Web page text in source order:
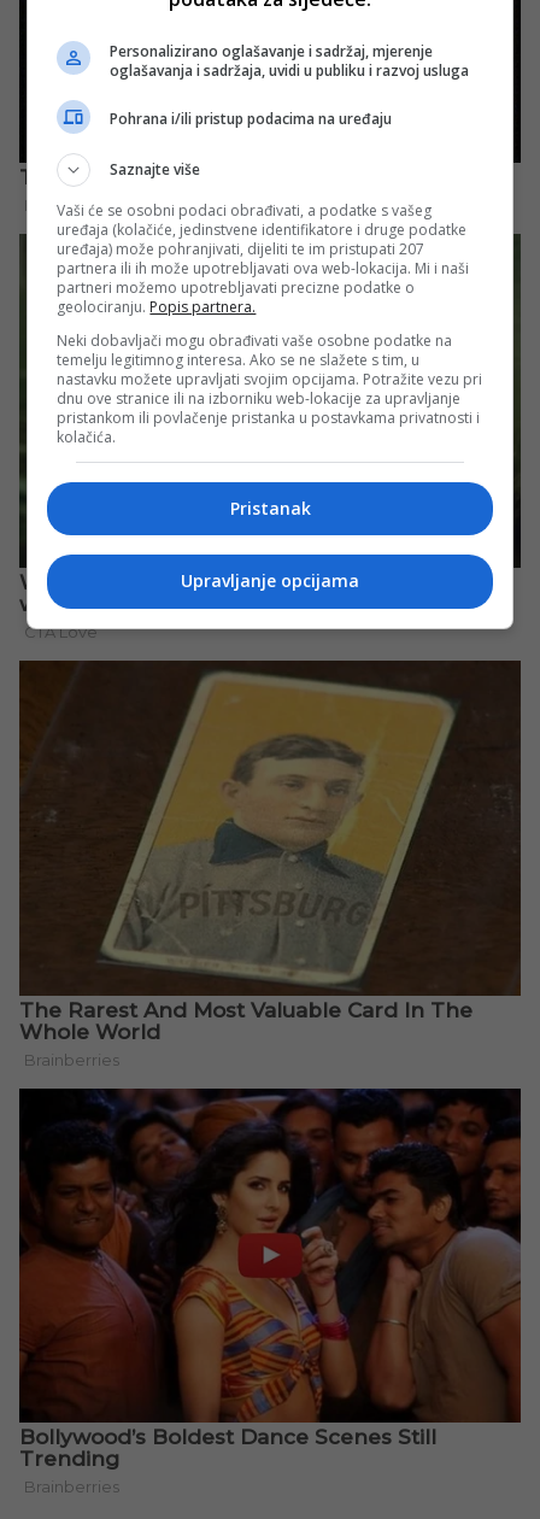
Personalizirano oglašavanje i sadržaj, mjerenje
oglašavanja i sadržaja, uvidi u publiku i razvoj usluga
Pohrana i/ili pristup podacima na uređaju
Saznajte više
Vaši će se osobni podaci obrađivati, a podatke s vašeg
uređaja (kolačiće, jedinstvene identifikatore i druge podatke
uređaja) može pohranjivati, dijeliti te im pristupati 207
partnera ili ih može upotrebljavati ova web-lokacija. Mi i naši
partneri možemo upotrebljavati precizne podatke o
geolociranju. Popis partnera.
Neki dobavljači mogu obrađivati vaše osobne podatke na
temelju legitimnog interesa. Ako se ne slažete s tim, u
nastavku možete upravljati svojim opcijama. Potražite vezu pri
dnu ove stranice ili na izborniku web-lokacije za upravljanje
pristankom ili povlačenje pristanka u postavkama privatnosti i
kolačića.
Pristanak
Upravljanje opcijama